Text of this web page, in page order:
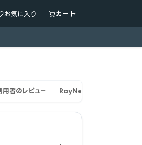
お気に入り カート
用者のレビュー RayNeo RayNeo X3 Pro